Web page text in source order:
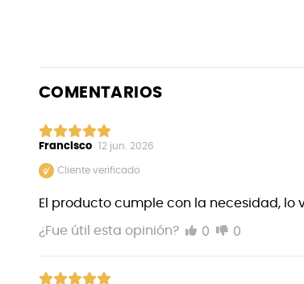
COMENTARIOS
Francisco 12 jun. 2026
Cliente verificado
El producto cumple con la necesidad, lo
¿Fue útil esta opinión? 0 0